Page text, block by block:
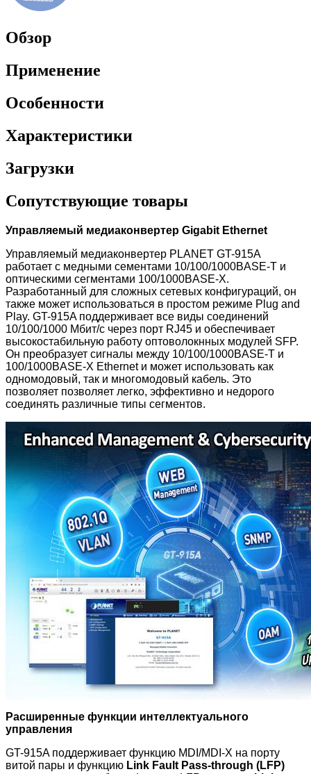
Обзор
Применение
Особенности
Характеристики
Загрузки
Сопутствующие товары
Управляемый медиаконвертер Gigabit Ethernet
Управляемый медиаконвертер PLANET GT-915A
работает с медными сементами 10/100/1000BASE-T и
оптическими сегментами 100/1000BASE-X.
Разработанный для сложных сетевых конфигураций, он
также может использоваться в простом режиме Plug and
Play. GT-915A поддерживает все виды соединений
10/100/1000 Мбит/с через порт RJ45 и обеспечивает
высокостабильную работу оптоволокнных модулей SFP.
Он преобразует сигналы между 10/100/1000BASE-T и
100/1000BASE-X Ethernet и может использовать как
одномодовый, так и многомодовый кабель. Это
позволяет позволяет легко, эффективно и недорого
соединять различные типы сегментов.
Расширенные функции интеллектуального
управления
GT-915A поддерживает функцию MDI/MDI-X на порту
витой пары и функцию Link Fault Pass-through (LFP)